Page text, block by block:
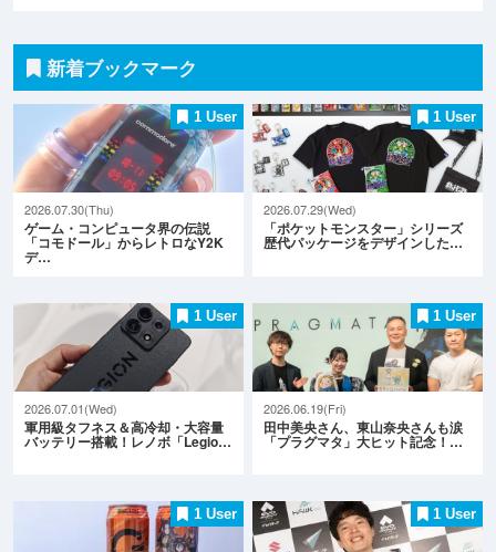
新着ブックマーク
1 User
2026.07.30(Thu)
ゲーム・コンピュータ界の伝説
「コモドール」からレトロなY2K
デ…
1 User
2026.07.29(Wed)
「ポケットモンスター」シリーズ
歴代パッケージをデザインした…
1 User
2026.07.01(Wed)
軍用級タフネス＆高冷却・大容量
バッテリー搭載！レノボ「Legio…
1 User
2026.06.19(Fri)
田中美央さん、東山奈央さんも涙
「プラグマタ」大ヒット記念！…
1 User 1 User